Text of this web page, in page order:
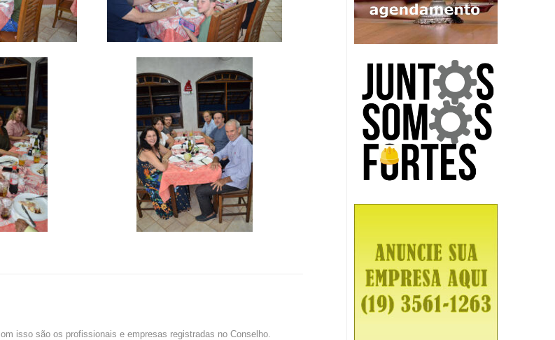
isso são os profissionais e empresas registradas no Conselho.